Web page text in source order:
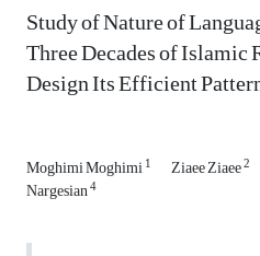
Study of Nature of
Three Decades of
Design Its Efficient
Moghimi Moghimi1 Ziaee Ziaee2
Nargesian4